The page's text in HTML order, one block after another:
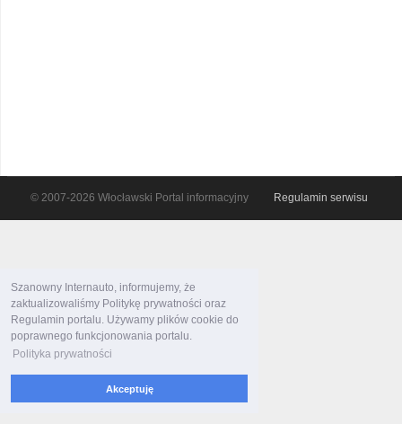
Szanowny Internauto, informujemy, że
zaktualizowaliśmy Politykę prywatności oraz
Regulamin portalu. Używamy plików cookie do
poprawnego funkcjonowania portalu.
Polityka prywatności
Akceptuję
© 2007-2026 Włocławski Portal informacyjny Regulamin serwisu